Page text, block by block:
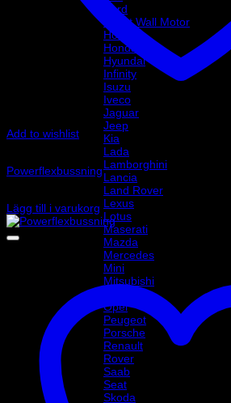
Ford
Great Wall Motor
Holden
Honda
Hyundai
Infinity
Isuzu
Iveco
Jaguar
Jeep
Kia
Lada
Lamborghini
Lancia
Land Rover
Lexus
Lotus
Maserati
Mazda
Mercedes
Mini
Mitsubishi
Opel
Peugeot
Porsche
Renault
Rover
Saab
Seat
Skoda
Add to wishlist
Powerflexbussning
Lägg till i varukorg